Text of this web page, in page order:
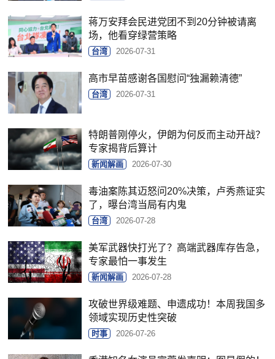
蒋万安拜会民进党团不到20分钟被请离
场，他看穿绿营策略
台湾 2026-07-31
高市早苗感谢各国慰问“独漏赖清德”
台湾 2026-07-31
特朗普刚停火，伊朗为何反而主动开战？
专家揭背后算计
新闻解画 2026-07-30
毒油案陈其迈怒问20%决策，卢秀燕证实
了，曝台湾当局有内鬼
台湾 2026-07-28
美军武器快打光了？高端武器库存告急，
专家最怕一事发生
新闻解画 2026-07-28
攻破世界级难题、申遗成功！本周我国多
领域实现历史性突破
时事 2026-07-26